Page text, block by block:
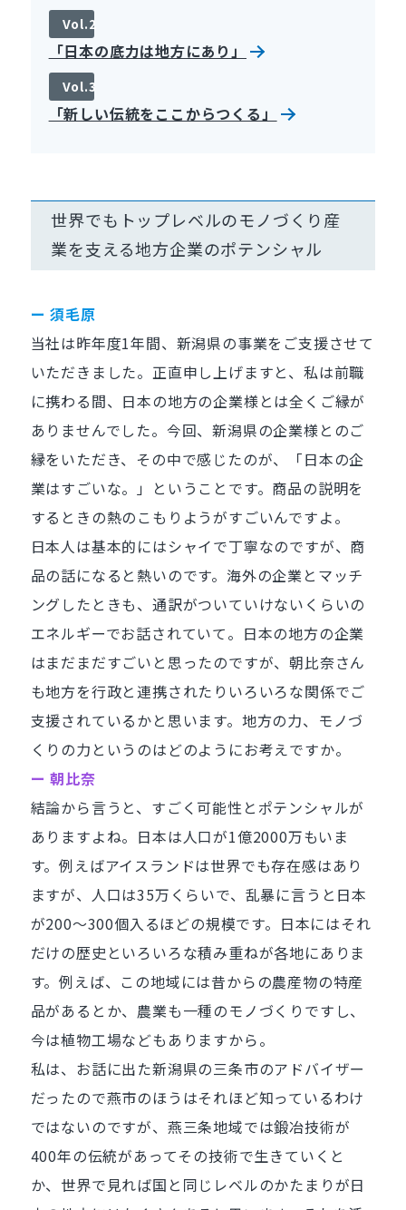
Vol.2
「日本の底力は地方にあり」
Vol.3
「新しい伝統をここからつくる」
世界でもトップレベルのモノづくり産
業を支える地方企業のポテンシャル
ー 須毛原
当社は昨年度1年間、新潟県の事業をご支援させて
いただきました。正直申し上げますと、私は前職
に携わる間、日本の地方の企業様とは全くご縁が
ありませんでした。今回、新潟県の企業様とのご
縁をいただき、その中で感じたのが、「日本の企
業はすごいな。」ということです。商品の説明を
するときの熱のこもりようがすごいんですよ。
日本人は基本的にはシャイで丁寧なのですが、商
品の話になると熱いのです。海外の企業とマッチ
ングしたときも、通訳がついていけないくらいの
エネルギーでお話されていて。日本の地方の企業
はまだまだすごいと思ったのですが、朝比奈さん
も地方を行政と連携されたりいろいろな関係でご
支援されているかと思います。地方の力、モノづ
くりの力というのはどのようにお考えですか。
ー 朝比奈
結論から言うと、すごく可能性とポテンシャルが
ありますよね。日本は人口が1億2000万もいま
す。例えばアイスランドは世界でも存在感はあり
ますが、人口は35万くらいで、乱暴に言うと日本
が200～300個入るほどの規模です。日本にはそれ
だけの歴史といろいろな積み重ねが各地にありま
す。例えば、この地域には昔からの農産物の特産
品があるとか、農業も一種のモノづくりですし、
今は植物工場などもありますから。
私は、お話に出た新潟県の三条市のアドバイザー
だったので燕市のほうはそれほど知っているわけ
ではないのですが、燕三条地域では鍛冶技術が
400年の伝統があってその技術で生きていくと
か、世界で見れば国と同じレベルのかたまりが日